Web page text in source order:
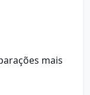
mais